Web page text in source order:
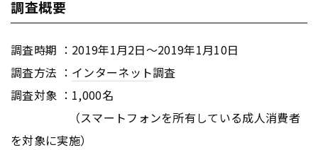
調査概要
調査時期 ：2019年1月2日～2019年1月10日
調査方法 ： インターネット調査
調査対象 ：1,000名
（スマートフォンを所有している成人消費者
を対象に実施）